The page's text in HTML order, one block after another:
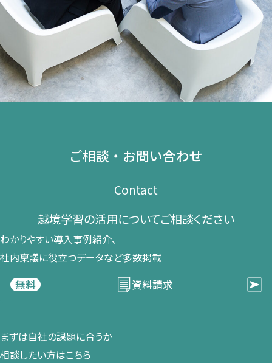
ご相談・お問い合わせ
Contact
越境学習の​活用に​ついて​ご相談ください​
わかりやすい導入事例紹介、​
社内稟議に​役立つデータなど​多数掲載
無料
資料請求
まずは​自社の​課題に​合うか​
相談したい方は​こちら